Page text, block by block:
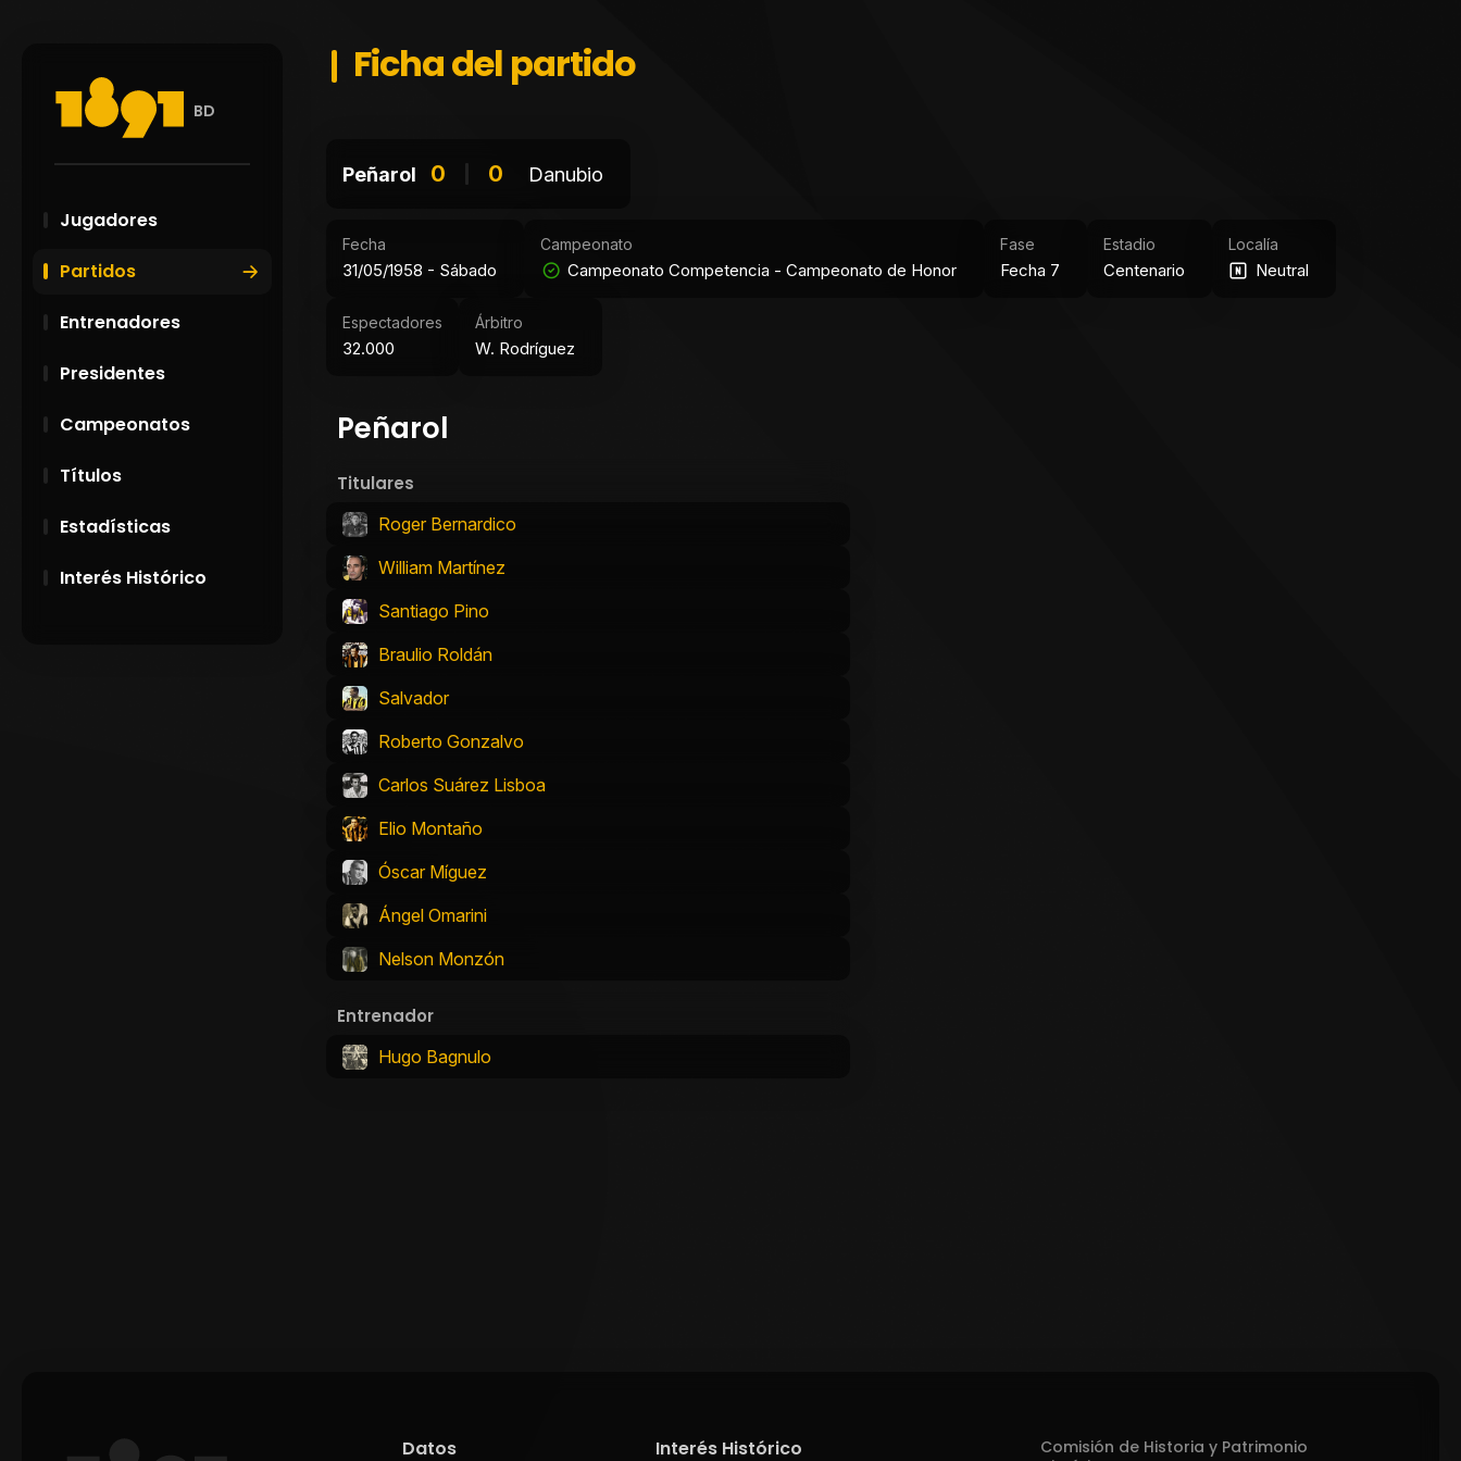
BD
Jugadores
Partidos
Entrenadores
Presidentes
Campeonatos
Títulos
Estadísticas
Interés Histórico
Ficha del partido
Peñarol 0 0 Danubio
Fecha
31/05/1958 - Sábado
Campeonato
Campeonato Competencia - Campeonato de Honor
Fase
Fecha 7
Estadio
Centenario
Localía
Neutral
Espectadores
32.000
Árbitro
W. Rodríguez
Peñarol
Titulares
Roger Bernardico
William Martínez
Santiago Pino
Braulio Roldán
Salvador
Roberto Gonzalvo
Carlos Suárez Lisboa
Elio Montaño
Óscar Míguez
Ángel Omarini
Nelson Monzón
Entrenador
Hugo Bagnulo
Datos
Interés Histórico
Comisión de Historia y Patrimonio